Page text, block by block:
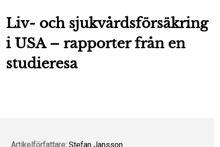
Liv- och sjukvårdsförsäkring
i USA – rapporter från en
studieresa
Artikelförfattare: Stefan Jansson